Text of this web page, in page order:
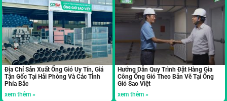
Địa Chỉ Sản Xuất Ống Gió Uy Tín, Giá
Tận Gốc Tại Hải Phòng Và Các Tỉnh
Phía Bắc
xem thêm »
Hướng Dẫn Quy Trình Đặt Hàng Gia
Công Ống Gió Theo Bản Vẽ Tại Ống
Gió Sao Việt
xem thêm »